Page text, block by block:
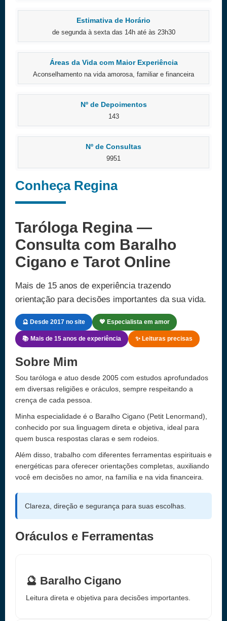
Estimativa de Horário
de segunda à sexta das 14h até às 23h30
Áreas da Vida com Maior Experiência
Aconselhamento na vida amorosa, familiar e financeira
Nº de Depoimentos
143
Nº de Consultas
9951
Conheça Regina
Taróloga Regina —
Consulta com Baralho
Cigano e Tarot Online
Mais de 15 anos de experiência trazendo
orientação para decisões importantes da sua vida.
🔮 Desde 2017 no site 💖 Especialista em amor
📚 Mais de 15 anos de experiência ✨ Leituras precisas
Sobre Mim
Sou taróloga e atuo desde 2005 com estudos aprofundados
em diversas religiões e oráculos, sempre respeitando a
crença de cada pessoa.
Minha especialidade é o Baralho Cigano (Petit Lenormand),
conhecido por sua linguagem direta e objetiva, ideal para
quem busca respostas claras e sem rodeios.
Além disso, trabalho com diferentes ferramentas espirituais e
energéticas para oferecer orientações completas, auxiliando
você em decisões no amor, na família e na vida financeira.
Clareza, direção e segurança para suas escolhas.
Oráculos e Ferramentas
🔮 Baralho Cigano
Leitura direta e objetiva para decisões importantes.